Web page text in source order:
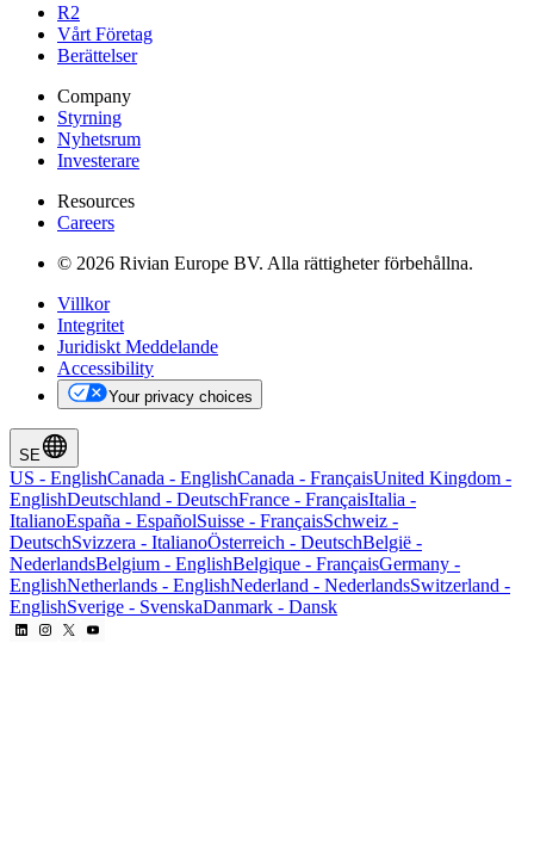
R2
Vårt Företag
Berättelser
Company
Styrning
Nyhetsrum
Investerare
Resources
Careers
© 2026 Rivian Europe BV. Alla rättigheter förbehållna.
Villkor
Integritet
Juridiskt Meddelande
Accessibility
Your privacy choices
SE
US - EnglishCanada - EnglishCanada - FrançaisUnited Kingdom -
EnglishDeutschland - DeutschFrance - FrançaisItalia -
ItalianoEspaña - EspañolSuisse - FrançaisSchweiz -
DeutschSvizzera - ItalianoÖsterreich - DeutschBelgië -
NederlandsBelgium - EnglishBelgique - FrançaisGermany -
EnglishNetherlands - EnglishNederland - NederlandsSwitzerland -
EnglishSverige - SvenskaDanmark - Dansk